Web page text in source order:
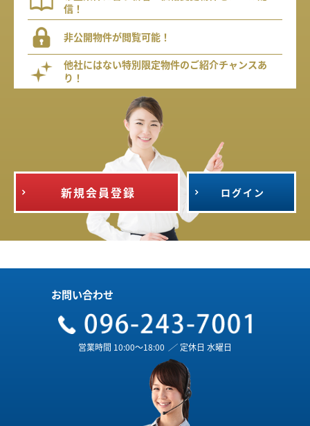
信！
非公開物件が閲覧可能！
他社にはない特別限定物件のご紹介チャンスあ
り！
新規会員登録 ログイン
お問い合わせ
営業時間 10:00～18:00 ／ 定休日 水曜日